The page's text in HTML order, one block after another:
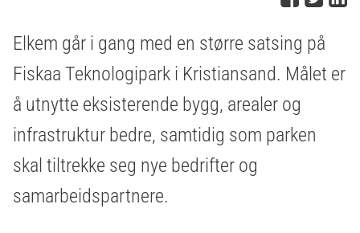
Elkem går i gang med en større satsing på
Fiskaa Teknologipark i Kristiansand. Målet er
å utnytte eksisterende bygg, arealer og
infrastruktur bedre, samtidig som parken
skal tiltrekke seg nye bedrifter og
samarbeidspartnere.